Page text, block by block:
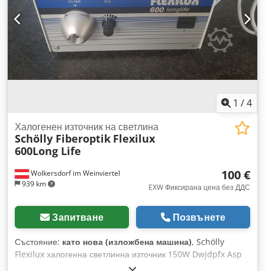
1 /4
Wolkersdorf im Weinviertel
939 km
Халогенен източник на светлина
Schölly Fiberoptik Flexilux
600Long Life
100 €
EXW Фиксирана цена без ДДС
Запитване Позвънете
Състояние: като нова (изложбена машина), Schölly
Flexilux халогенна светлинна източник 150W Dwjdpfx Asp